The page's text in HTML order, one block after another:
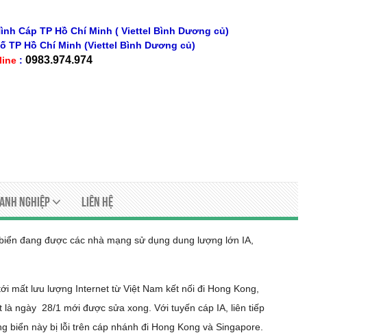
Cáp TP Hồ Chí Minh ( Viettel Bình Dương củ)
TP Hồ Chí Minh (Viettel Bình Dương củ)
: 0983.974.974
Nghiệp Liên hệ
đang được các nhà mạng sử dụng dung lượng lớn IA,
mất lưu lượng Internet từ Việt Nam kết nối đi Hong Kong,
ngày 28/1 mới được sửa xong. Với tuyến cáp IA, liên tiếp
biển này bị lỗi trên cáp nhánh đi Hong Kong và Singapore.